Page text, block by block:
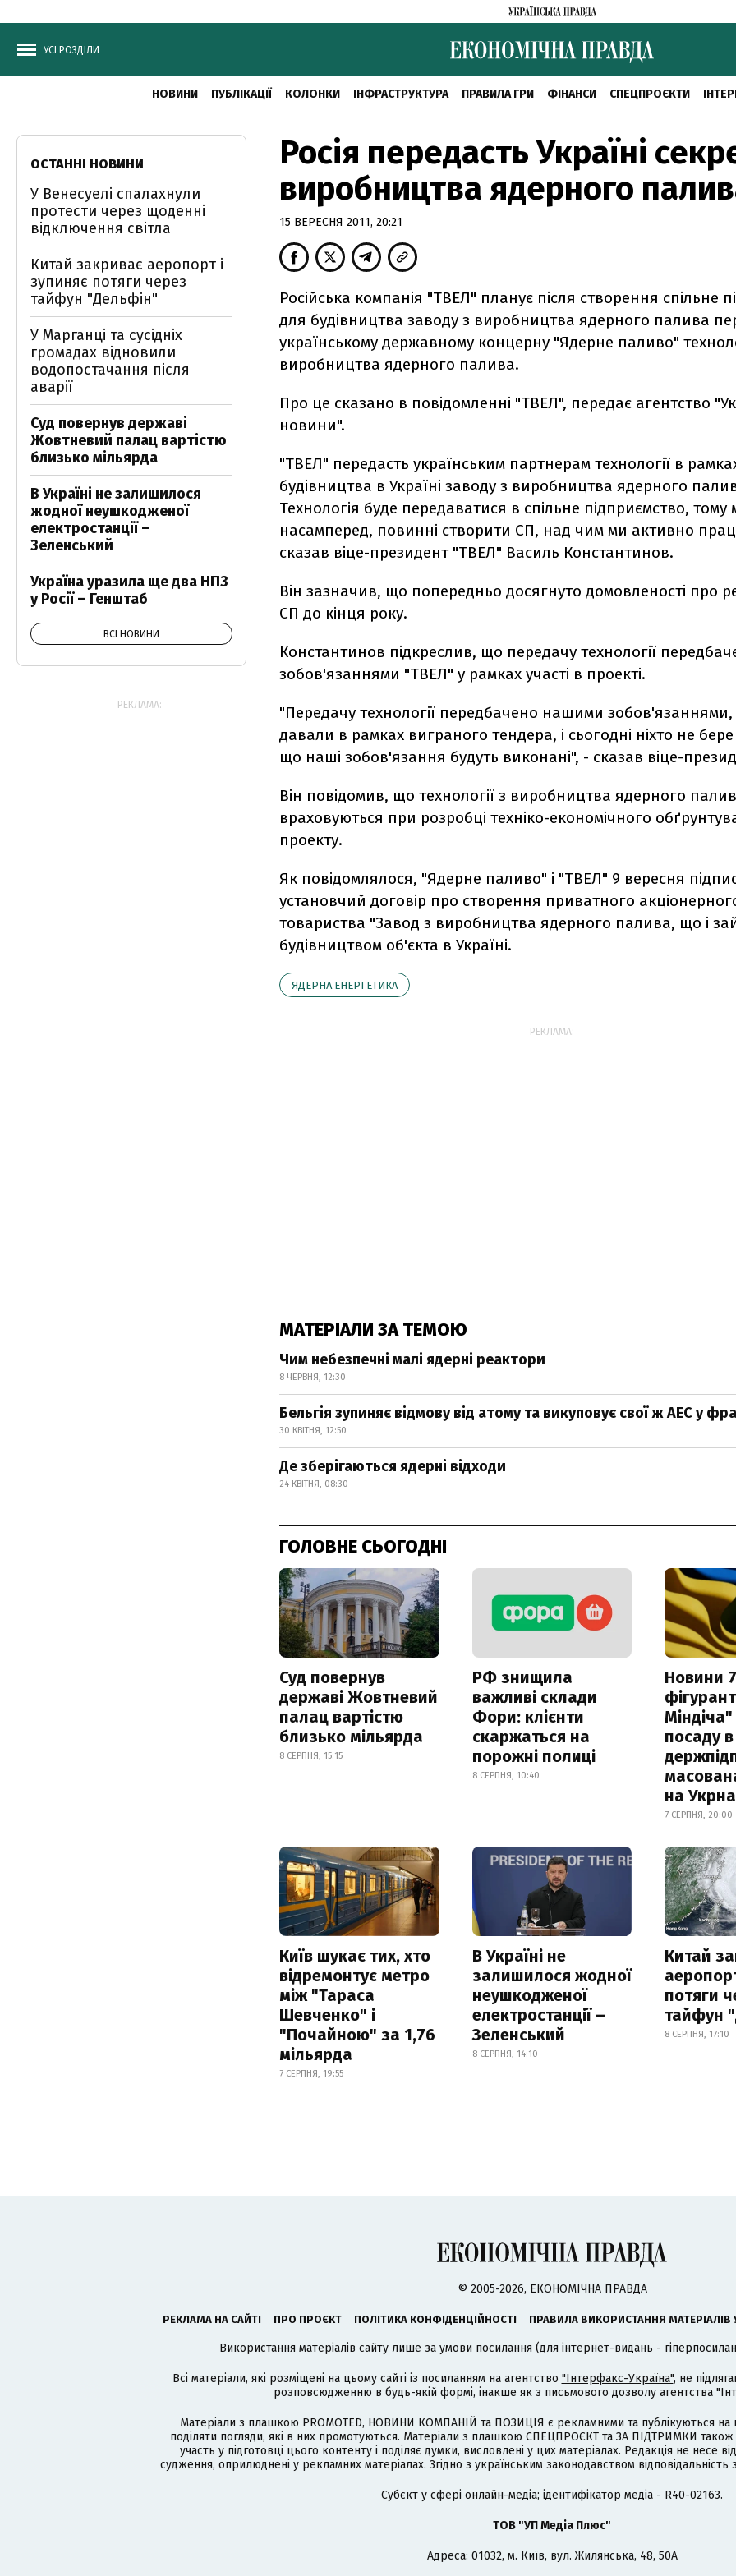
УСІ РОЗДІЛИ
НОВИНИ ПУБЛІКАЦІЇ КОЛОНКИ ІНФРАСТРУКТУРА ПРАВИЛА ГРИ ФІНАНСИ СПЕЦПРОЄКТИ
Росія передасть Україні
виробництва ядерного
15 ВЕРЕСНЯ 2011, 20:21
Російська компанія "ТВЕЛ" планує після створення спільне
для будівництва заводу з виробництва ядерного палива
українському державному концерну "Ядерне паливо"
виробництва ядерного палива.
Про це сказано в повідомленні "ТВЕЛ", передає агентство
новини".
"ТВЕЛ" передасть українським партнерам технології в
будівництва в Україні заводу з виробництва ядерного
Технологія буде передаватися в спільне підприємство, тому
насамперед, повинні створити СП, над чим ми активно
сказав віце-президент "ТВЕЛ" Василь Константинов.
Він зазначив, що попередньо досягнуто домовленості про
СП до кінця року.
Константинов підкреслив, що передачу технології
зобов'язаннями "ТВЕЛ" у рамках участі в проекті.
"Передачу технології передбачено нашими зобов'язаннями,
давали в рамках виграного тендера, і сьогодні ніхто не бере
що наші зобов'язання будуть виконані", - сказав віце-
Він повідомив, що технології з виробництва ядерного
враховуються при розробці техніко-економічного
проекту.
Як повідомлялося, "Ядерне паливо" і "ТВЕЛ" 9 вересня
установчий договір про створення приватного
товариства "Завод з виробництва ядерного палива, що і
будівництвом об'єкта в Україні.
ЯДЕРНА ЕНЕРГЕТИКА
РЕКЛАМА:
МАТЕРІАЛИ ЗА ТЕМОЮ
Чим небезпечні малі ядерні реактори
8 ЧЕРВНЯ, 12:30
Бельгія зупиняє відмову від атому та викуповує свої ж АЕС у
30 КВІТНЯ, 12:50
Де зберігаються ядерні відходи
24 КВІТНЯ, 08:30
ГОЛОВНЕ СЬОГОДНІ
Суд повернув
державі Жовтневий
палац вартістю
близько мільярда
8 СЕРПНЯ, 15:15
РФ знищила
важливі склади
Фори: клієнти
скаржаться на
порожні полиці
8 СЕРПНЯ, 10:40
Новини
посаду в
на
7 СЕРПНЯ, 20:00
Київ шукає тих, хто
відремонтує метро
між "Тараса
Шевченко" і
"Почайною" за 1,76
мільярда
7 СЕРПНЯ, 19:55
В Україні не
залишилося жодної
неушкодженої
електростанції –
Зеленський
8 СЕРПНЯ, 14:10
Китай
потяги
тайфун
8 СЕРПНЯ, 17:10
ОСТАННІ НОВИНИ
У Венесуелі спалахнули
протести через щоденні
відключення світла
Китай закриває аеропорт і
зупиняє потяги через
тайфун "Дельфін"
У Марганці та сусідніх
громадах відновили
водопостачання після
аварії
Суд повернув державі
Жовтневий палац вартістю
близько мільярда
В Україні не залишилося
жодної неушкодженої
електростанції –
Зеленський
Україна уразила ще два НПЗ
у Росії – Генштаб
ВСІ НОВИНИ
РЕКЛАМА:
© 2005-2026, ЕКОНОМІЧНА ПРАВДА
РЕКЛАМА НА САЙТІ ПРО ПРОЄКТ ПОЛІТИКА КОНФІДЕНЦІЙНОСТІ ПРАВИЛА ВИКОРИСТАННЯ МАТЕРІАЛІВ
Використання матеріалів сайту лише за умови посилання (для інтернет-видань -
Всі матеріали, які розміщені на цьому сайті із посиланням на агентство "Інтерфакс-Україна", не
розповсюдженню в будь-якій формі, інакше як з письмового дозволу агентства
Матеріали з плашкою PROMOTED, НОВИНИ КОМПАНІЙ та ПОЗИЦІЯ є рекламними та публікуються на
поділяти погляди, які в них промотуються. Матеріали з плашкою СПЕЦПРОЄКТ та ЗА ПІДТРИМКИ
участь у підготовці цього контенту і поділяє думки, висловлені у цих матеріалах. Редакція не несе
судження, оприлюднені у рекламних матеріалах. Згідно з українським законодавством
Cубєкт у сфері онлайн-медіа; ідентифікатор медіа - R40-02163.
ТОВ "УП Медіа Плюс"
Адреса: 01032, м. Київ, вул. Жилянська, 48, 50А